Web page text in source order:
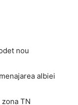
nou
albiei
TN